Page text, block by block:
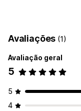
Avaliações (1)
Avaliação geral
5
5
4